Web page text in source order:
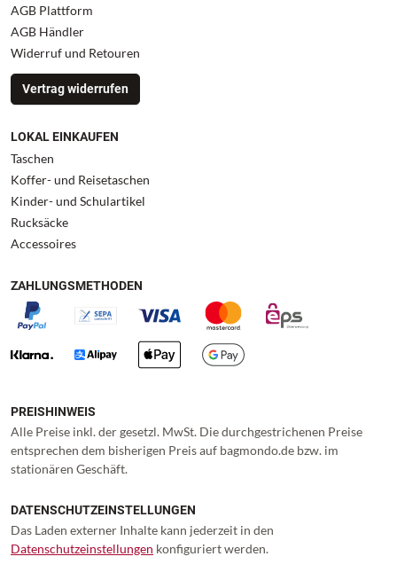
AGB Plattform
AGB Händler
Widerruf und Retouren
Vertrag widerrufen
LOKAL EINKAUFEN
Taschen
Koffer- und Reisetaschen
Kinder- und Schulartikel
Rucksäcke
Accessoires
ZAHLUNGSMETHODEN
PREISHINWEIS
Alle Preise inkl. der gesetzl. MwSt. Die durchgestrichenen Preise
entsprechen dem bisherigen Preis auf bagmondo.de bzw. im
stationären Geschäft.
DATENSCHUTZEINSTELLUNGEN
Das Laden externer Inhalte kann jederzeit in den
Datenschutzeinstellungen konfiguriert werden.